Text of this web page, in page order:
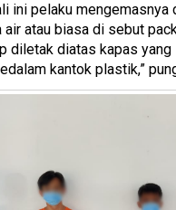
ini pelaku mengemasnya
atau biasa di sebut
diletak diatas kapas
kantok plastik,”